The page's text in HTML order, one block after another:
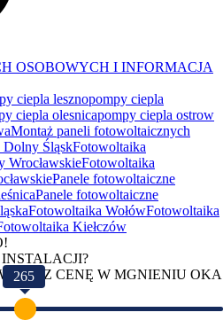
OSOBOWYCH I INFORMACJA
ciepla lesznopompy ciepla
ciepla olesnicapompy ciepla ostrow
Montaż paneli fotowoltaicznych
Dolny ŚląskFotowoltaika
WrocławskieFotowoltaika
Panele fotowoltaiczne
Panele fotowoltaiczne
Fotowoltaika WołówFotowoltaika
Kiełczów
CENĘ W MGNIENIU OKA
265